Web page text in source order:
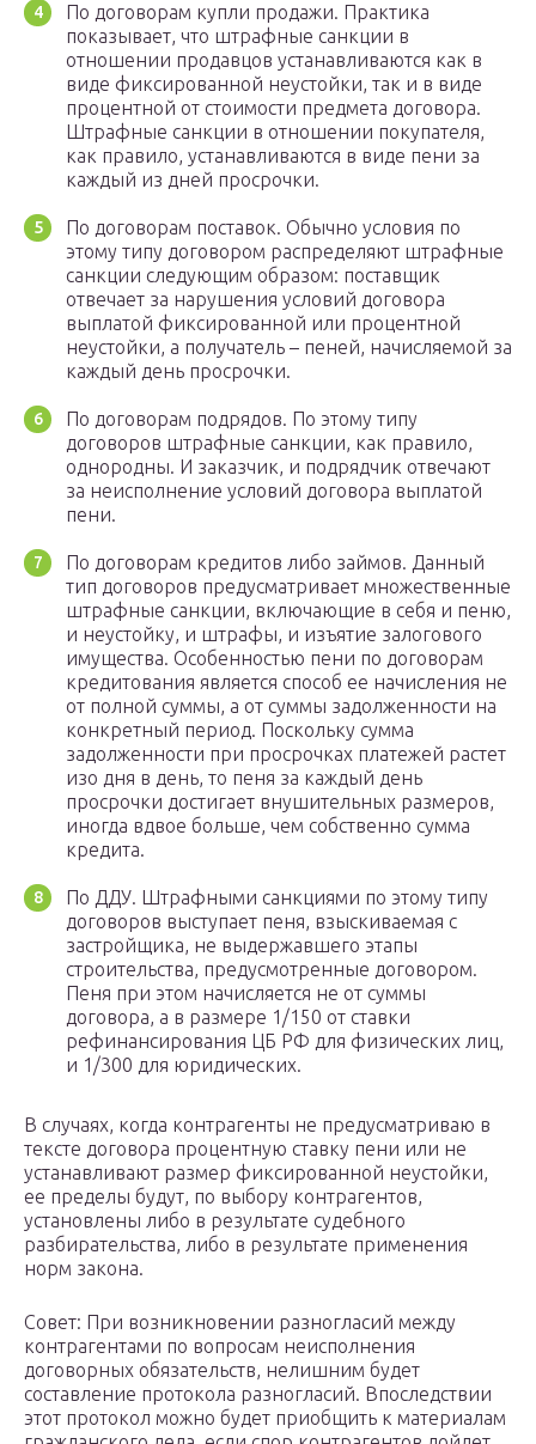
По договорам купли продажи. Практика
показывает, что штрафные санкции в
отношении продавцов устанавливаются как в
виде фиксированной неустойки, так и в виде
процентной от стоимости предмета договора.
Штрафные санкции в отношении покупателя,
как правило, устанавливаются в виде пени за
каждый из дней просрочки.
По договорам поставок. Обычно условия по
этому типу договором распределяют штрафные
санкции следующим образом: поставщик
отвечает за нарушения условий договора
выплатой фиксированной или процентной
неустойки, а получатель – пеней, начисляемой за
каждый день просрочки.
По договорам подрядов. По этому типу
договоров штрафные санкции, как правило,
однородны. И заказчик, и подрядчик отвечают
за неисполнение условий договора выплатой
пени.
По договорам кредитов либо займов. Данный
тип договоров предусматривает множественные
штрафные санкции, включающие в себя и пеню,
и неустойку, и штрафы, и изъятие залогового
имущества. Особенностью пени по договорам
кредитования является способ ее начисления не
от полной суммы, а от суммы задолженности на
конкретный период. Поскольку сумма
задолженности при просрочках платежей растет
изо дня в день, то пеня за каждый день
просрочки достигает внушительных размеров,
иногда вдвое больше, чем собственно сумма
кредита.
По ДДУ. Штрафными санкциями по этому типу
договоров выступает пеня, взыскиваемая с
застройщика, не выдержавшего этапы
строительства, предусмотренные договором.
Пеня при этом начисляется не от суммы
договора, а в размере 1/150 от ставки
рефинансирования ЦБ РФ для физических лиц,
и 1/300 для юридических.
В случаях, когда контрагенты не предусматриваю в
тексте договора процентную ставку пени или не
устанавливают размер фиксированной неустойки,
ее пределы будут, по выбору контрагентов,
установлены либо в результате судебного
разбирательства, либо в результате применения
норм закона.
Совет: При возникновении разногласий между
контрагентами по вопросам неисполнения
договорных обязательств, нелишним будет
составление протокола разногласий. Впоследствии
этот протокол можно будет приобщить к материалам